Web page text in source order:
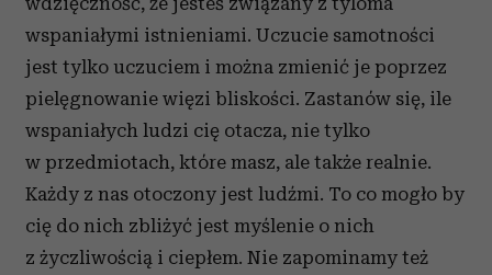
wspaniałymi istnieniami. Uczucie samotności
jest tylko uczuciem i można zmienić je poprzez
pielęgnowanie więzi bliskości. Zastanów się, ile
wspaniałych ludzi cię otacza, nie tylko
w przedmiotach, które masz, ale także realnie.
Każdy z nas otoczony jest ludźmi. To co mogło by
cię do nich zbliżyć jest myślenie o nich
z życzliwością i ciepłem. Nie zapominamy też